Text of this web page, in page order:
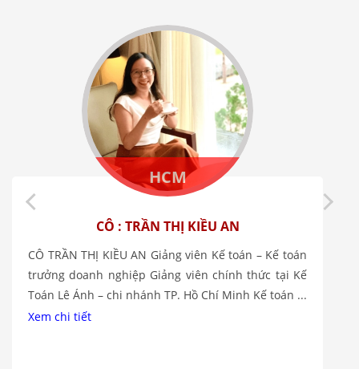
HCM
CÔ : TRẦN THỊ KIỀU AN
CÔ TRẦN THỊ KIỀU AN Giảng viên Kế toán – Kế toán
trưởng doanh nghiệp Giảng viên chính thức tại Kế
Toán Lê Ánh – chi nhánh TP. Hồ Chí Minh Kế toán ...
Xem chi tiết